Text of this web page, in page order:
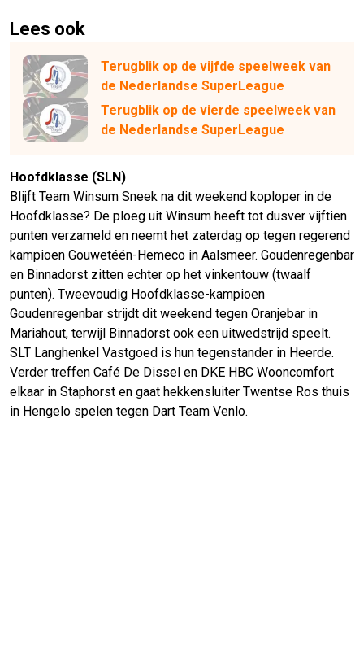
Lees ook
Terugblik op de vijfde speelweek van
de Nederlandse SuperLeague
Terugblik op de vierde speelweek van
de Nederlandse SuperLeague
Hoofdklasse (SLN)
Blijft Team Winsum Sneek na dit weekend koploper in de
Hoofdklasse? De ploeg uit Winsum heeft tot dusver vijftien
punten verzameld en neemt het zaterdag op tegen regerend
kampioen Gouwetéén-Hemeco in Aalsmeer. Goudenregenbar
en Binnadorst zitten echter op het vinkentouw (twaalf
punten). Tweevoudig Hoofdklasse-kampioen
Goudenregenbar strijdt dit weekend tegen Oranjebar in
Mariahout, terwijl Binnadorst ook een uitwedstrijd speelt.
SLT Langhenkel Vastgoed is hun tegenstander in Heerde.
Verder treffen Café De Dissel en DKE HBC Wooncomfort
elkaar in Staphorst en gaat hekkensluiter Twentse Ros thuis
in Hengelo spelen tegen Dart Team Venlo.